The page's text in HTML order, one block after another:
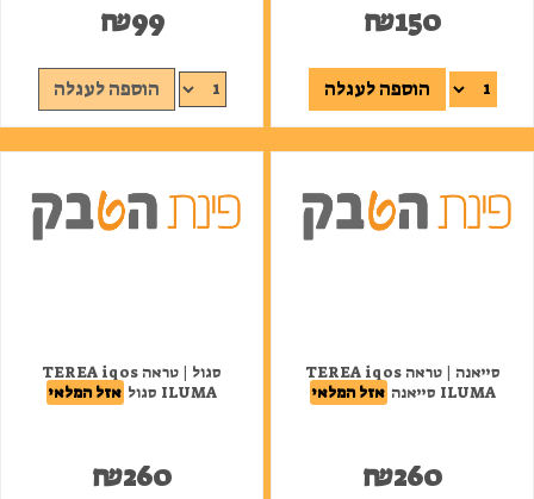
₪150
הוספה לעגלה
₪99
הוספה לעגלה
סייאנה | טראה TEREA iqos
ILUMA סייאנה
אזל המלאי
₪260
סגול | טראה TEREA iqos
ILUMA סגול
אזל המלאי
₪260